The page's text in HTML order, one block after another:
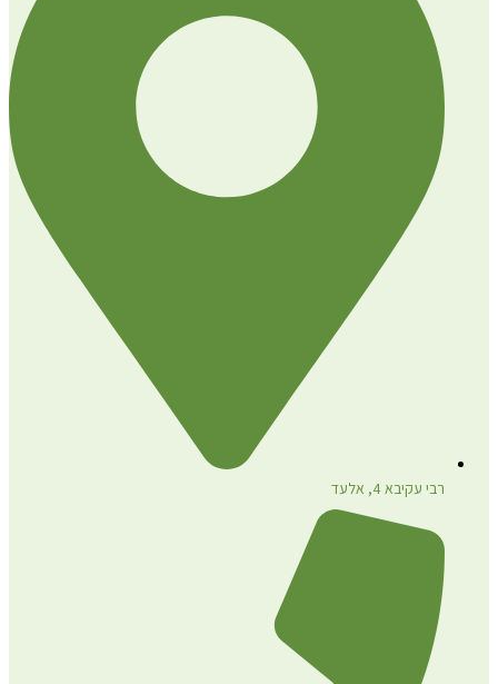
רבי עקיבא 4, אלעד